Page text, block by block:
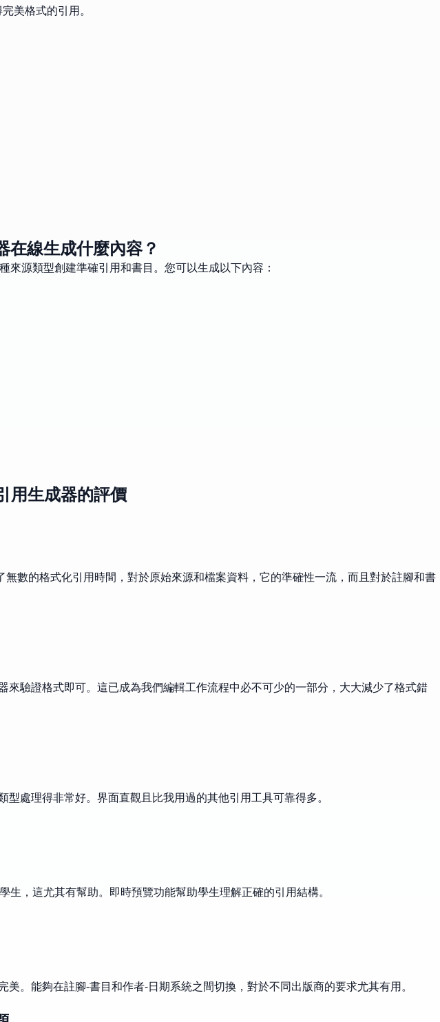
美格式的引用。
在線生成什麼內容？
源類型創建準確引用和書目。您可以生成以下內容：
用生成器的評價
數的格式化引用時間，對於原始來源和檔案資料，它的準確性一流，而且對於註腳和書
驗證格式即可。這已成為我們編輯工作流程中必不可少的一部分，大大減少了格式錯
處理得非常好。界面直觀且比我用過的其他引用工具可靠得多。
，這尤其有幫助。即時預覽功能幫助學生理解正確的引用結構。
。能夠在註腳-書目和作者-日期系統之間切換，對於不同出版商的要求尤其有用。